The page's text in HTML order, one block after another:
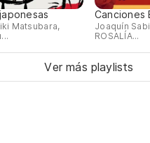
Matsubara,
Canciones
Joaquín
ROSALÍA...
Ver más playlists